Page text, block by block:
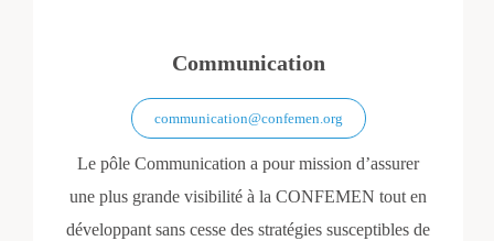
Communication
communication@confemen.org
Le pôle Communication a pour mission d’assurer
une plus grande visibilité à la CONFEMEN tout en
développant sans cesse des stratégies susceptibles de